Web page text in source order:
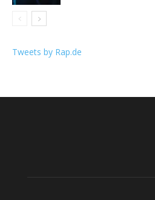
Tweets by Rap.de